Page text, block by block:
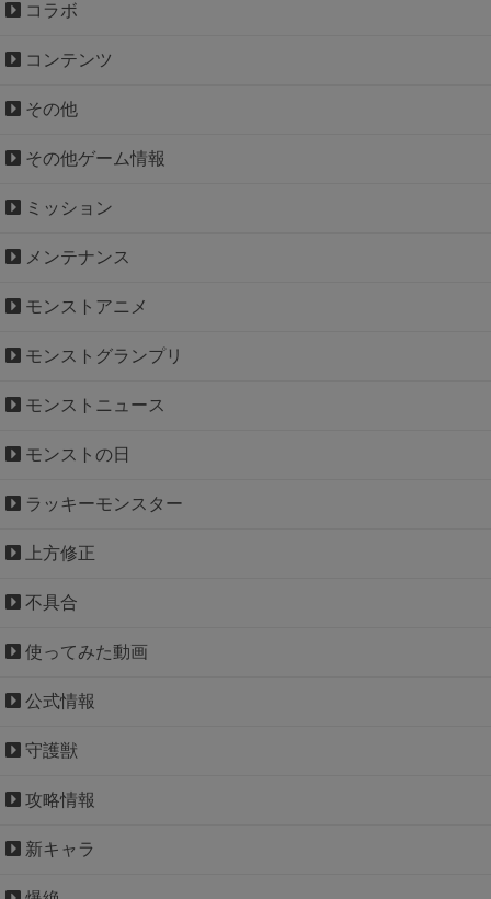
コラボ
コンテンツ
その他
その他ゲーム情報
ミッション
メンテナンス
モンストアニメ
モンストグランプリ
モンストニュース
モンストの日
ラッキーモンスター
上方修正
不具合
使ってみた動画
公式情報
守護獣
攻略情報
新キャラ